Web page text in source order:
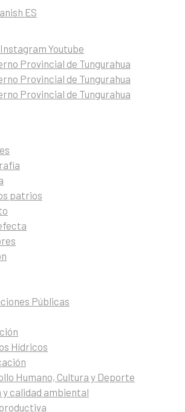
ES
Instagram Youtube
patrios
Públicas
Hídricos
Humano, Cultura y Deporte
y calidad ambiental